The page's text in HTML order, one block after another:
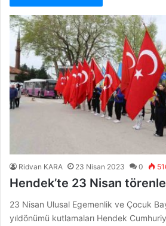
Ridvan KARA 23 Nisan 2023 0
Hendek’te 23 Nisan
23 Nisan Ulusal Egemenlik ve Çocuk
yıldönümü kutlamaları Hendek